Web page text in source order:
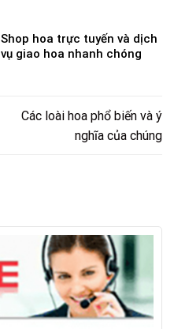
Shop hoa trực tuyến và dịch
vụ giao hoa nhanh chóng
Các loài hoa phổ biến và ý
nghĩa của chúng